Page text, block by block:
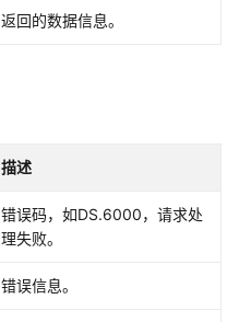
返回的数据信息。
描述
错误码，如DS.6000，请求处
理失败。
错误信息。